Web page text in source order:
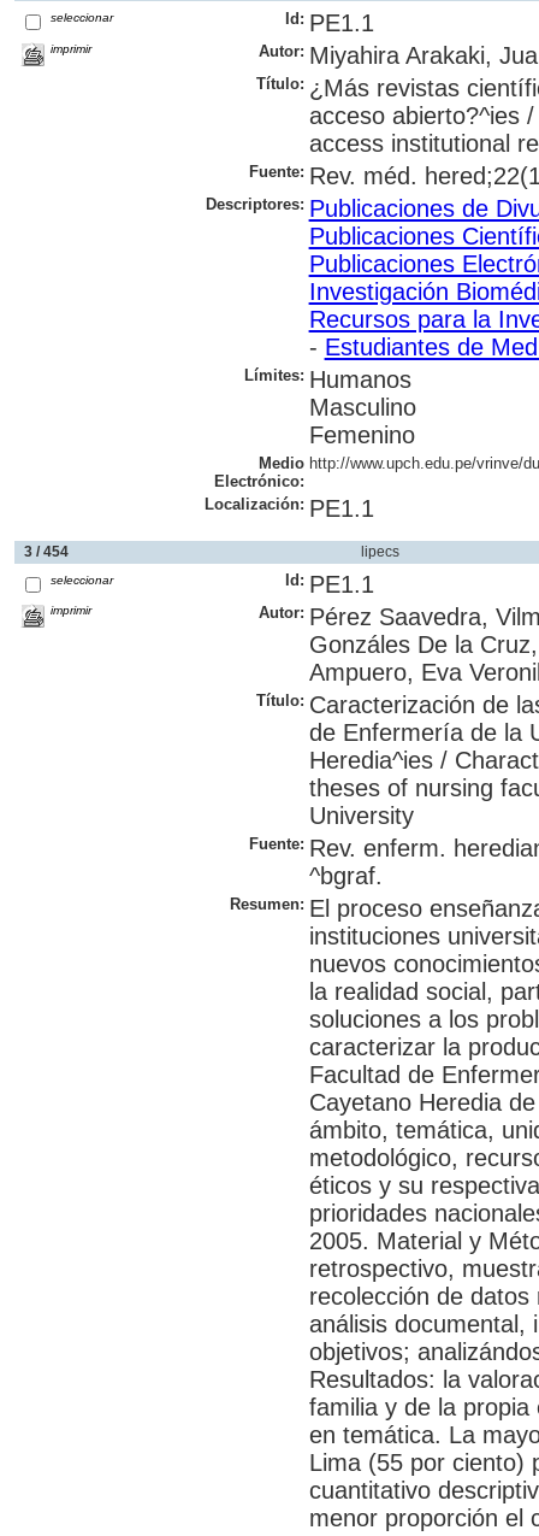
seleccionar
imprimir
Id: PE1.1
Autor: Miyahira Arakaki,
Título: ¿Más revistas
acceso abierto?^ies
access institutional
Fuente: Rev. méd.
Descriptores: Publicaciones de
Publicaciones
Publicaciones
Investigación
Recursos para la
- Estudiantes de
Límites: Humanos
Masculino
Femenino
Medio
Electrónico:
http://www.upch.edu.pe/vrinve/
Localización: PE1.1
3 / 454 lipecs
seleccionar
imprimir
Id: PE1.1
Autor: Pérez Saavedra,
Gonzáles De la
Ampuero, Eva
Título: Caracterización de
de Enfermería de la
Heredia^ies /
theses of nursing
University
Fuente: Rev. enferm.
^bgraf.
Resumen: El proceso
instituciones
nuevos
la realidad social,
soluciones a los
caracterizar la
Facultad de
Cayetano Heredia
ámbito, temática,
metodológico,
éticos y su
prioridades
2005. Material y
retrospectivo,
recolección de
análisis documental,
objetivos;
Resultados: la
familia y de la
en temática. La
Lima (55 por ciento)
cuantitativo
menor proporción el